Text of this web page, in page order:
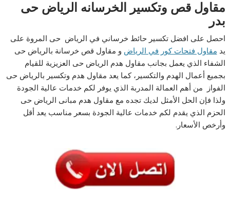
مقاول قص وتكسير الخرسانه الرياض حى
بدر
احصل على افضل تكسير حائط خرساني في الرياض حى المروة على
يد مقاول فتحات كور في الرياض و مقاول قص خرسانة بالرياض حى
الشفاء الذي يعمل بجانب مقاول هدم الرياض حى العزيزية للقيام
بجميع أعمال الهدم والتكسير، كما يعد مقاول هدم وتكسير بالرياض حى
الفواز من أهم العمالة المدربة الذي يوفر لكم خدمات عالية الجودة
ولذا فإن الحل الأمثل لديك تجده مع مقاول هدم مبانى الرياض حى
الحزم الذي يقدم لكم خدمات عالية الجودة بسعر مناسب يعد أقل
وأرخص الأسعار.